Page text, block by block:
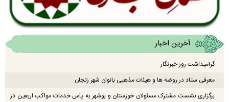
آخرین اخبار
گرامیداشت روز خبرنگار
معرفی ستاد در روضه ها و هیئات مذهبی بانوان شهر زنجان
برگزاری نشست مشترک مسئولان خوزستان و بوشهر به پاس خدمات مواکب اربعین در